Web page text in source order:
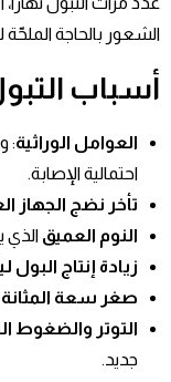
الشعور بالحاجة
أسباب
العوامل الوراثية:
احتمالية الإصابة.
تأخر نضج الجهاز
النوم العميق الذي
زيادة إنتاج البول
صغر سعة المثانة
التوتر والضغوط
جديد.